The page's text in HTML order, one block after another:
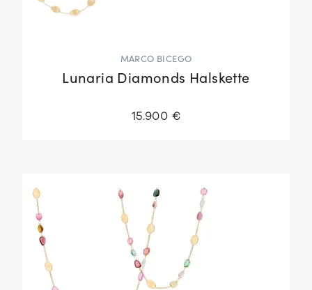
MARCO BICEGO
Lunaria Diamonds Halskette
15.900 €